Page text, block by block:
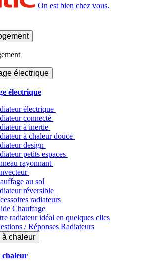
On est bien chez vous.
électrique
électrique
électrique
connecté
à inertie
à chaleur douce
design
petits espaces
rayonnant
au sol
réversible
radiateurs
Chauffage
radiateur idéal en quelques clics
/ Réponses Radiateurs
à chaleur
chaleur